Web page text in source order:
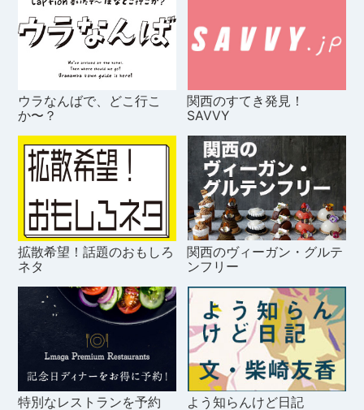
ウラなんばで、どこ行こ
か〜？
関西のすてき発見！
SAVVY
拡散希望！話題のおもしろ
ネタ
関西のヴィーガン・グルテ
ンフリー
特別なレストランを予約 よう知らんけど日記